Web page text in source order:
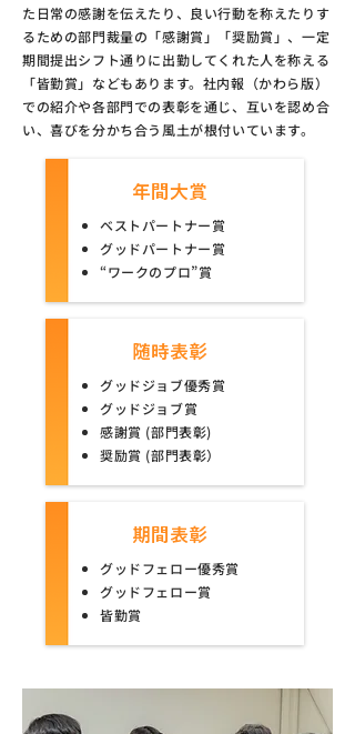
た日常の感謝を伝えたり、良い行動を称えたりす
るための部門裁量の「感謝賞」「奨励賞」、一定
期間提出シフト通りに出勤してくれた人を称える
「皆勤賞」などもあります。社内報（かわら版）
での紹介や各部門での表彰を通じ、互いを認め合
い、喜びを分かち合う風土が根付いています。
年間大賞
ベストパートナー賞
グッドパートナー賞
“ワークのプロ”賞
随時表彰
グッドジョブ優秀賞
グッドジョブ賞
感謝賞 (部門表彰)
奨励賞 (部門表彰）
期間表彰
グッドフェロー優秀賞
グッドフェロー賞
皆勤賞